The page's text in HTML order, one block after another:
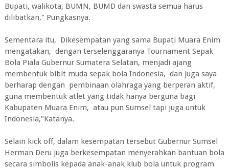
Bupati, walikota, BUMN, BUMD dan swasta semua harus
dilibatkan," Pungkasnya.
Sementara itu, Dikesempatan yang sama Bupati Muara Enim
mengatakan, dengan terselenggaranya Tournament Sepak
Bola Piala Gubernur Sumatera Selatan, menjadi ajang
membentuk bibit muda sepak bola Indonesia, dan juga saya
berharap dengan pembinaan olahraga yang berperan aktif,
guna membentuk atlet yang tidak hanya berguna bagi
Kabupaten Muara Enim, atau pun Sumsel tapi juga untuk
Indonesia,"Katanya.
Selain kick off, dalam kesempatan tersebut Gubernur Sumsel
Herman Deru juga berkesempatan menyerahkan bantuan bola
secara simbolis kepada anak-anak klub bola untuk program